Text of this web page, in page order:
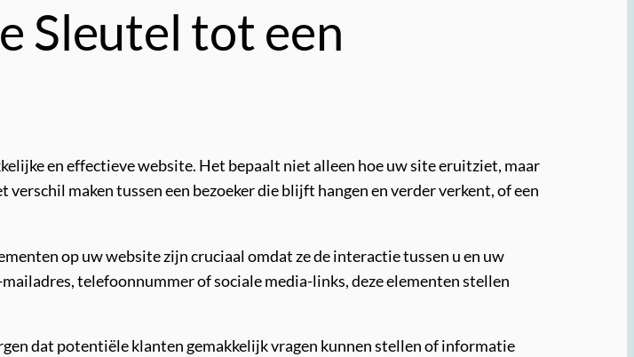
Sleutel tot een
en effectieve website. Het bepaalt niet alleen hoe uw site eruitziet, maar
maken tussen een bezoeker die blijft hangen en verder verkent, of een
op uw website zijn cruciaal omdat ze de interactie tussen u en uw
telefoonnummer of sociale media-links, deze elementen stellen
dat potentiële klanten gemakkelijk vragen kunnen stellen of informatie